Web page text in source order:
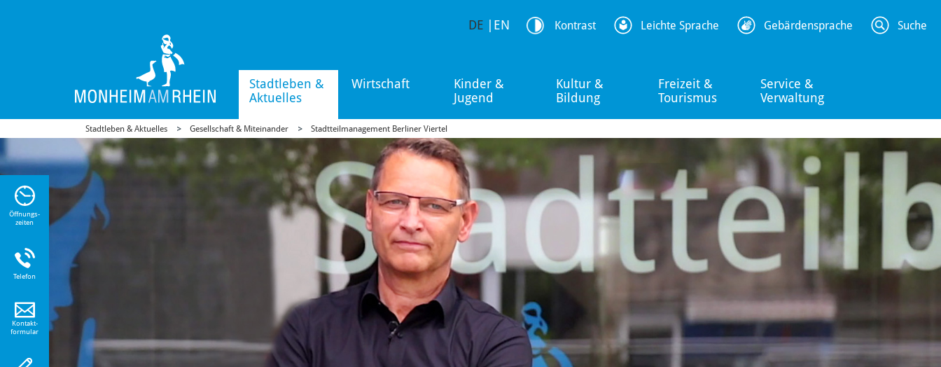
Stadtleben &
Aktuelles
Wirtschaft
Kinder &
Jugend
Kultur &
Bildung
Freizeit &
Tourismus
Service &
Verwaltung
DE EN Kontrast Leichte Sprache Gebärdensprache Suche
Stadtleben & Aktuelles Gesellschaft & Miteinander Stadtteilmanagement Berliner Viertel
Öffnungs-
zeiten
Telefon
Kontakt-
formular
Sie
zu